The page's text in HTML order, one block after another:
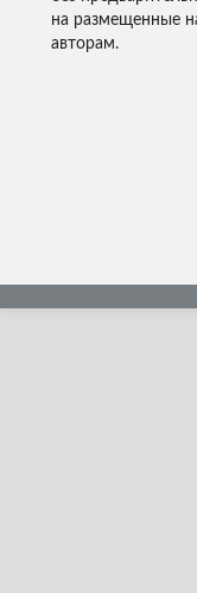
на размещенные
авторам.